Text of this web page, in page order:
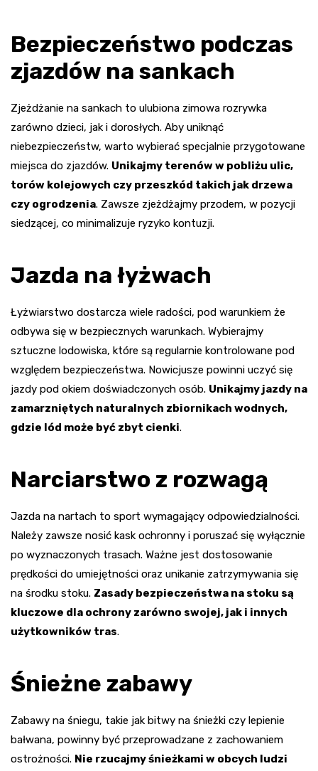
Bezpieczeństwo podczas
zjazdów na sankach
Zjeżdżanie na sankach to ulubiona zimowa rozrywka
zarówno dzieci, jak i dorosłych. Aby uniknąć
niebezpieczeństw, warto wybierać specjalnie przygotowane
miejsca do zjazdów. Unikajmy terenów w pobliżu ulic,
torów kolejowych czy przeszkód takich jak drzewa
czy ogrodzenia. Zawsze zjeżdżajmy przodem, w pozycji
siedzącej, co minimalizuje ryzyko kontuzji.
Jazda na łyżwach
Łyżwiarstwo dostarcza wiele radości, pod warunkiem że
odbywa się w bezpiecznych warunkach. Wybierajmy
sztuczne lodowiska, które są regularnie kontrolowane pod
względem bezpieczeństwa. Nowicjusze powinni uczyć się
jazdy pod okiem doświadczonych osób. Unikajmy jazdy na
zamarzniętych naturalnych zbiornikach wodnych,
gdzie lód może być zbyt cienki.
Narciarstwo z rozwagą
Jazda na nartach to sport wymagający odpowiedzialności.
Należy zawsze nosić kask ochronny i poruszać się wyłącznie
po wyznaczonych trasach. Ważne jest dostosowanie
prędkości do umiejętności oraz unikanie zatrzymywania się
na środku stoku. Zasady bezpieczeństwa na stoku są
kluczowe dla ochrony zarówno swojej, jak i innych
użytkowników tras.
Śnieżne zabawy
Zabawy na śniegu, takie jak bitwy na śnieżki czy lepienie
bałwana, powinny być przeprowadzane z zachowaniem
ostrożności. Nie rzucajmy śnieżkami w obcych ludzi